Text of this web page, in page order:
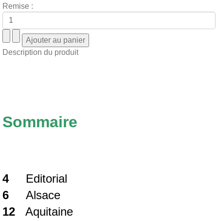
Remise :
Description du produit
Sommaire
4Editorial
6 Alsace
12 Aquitaine